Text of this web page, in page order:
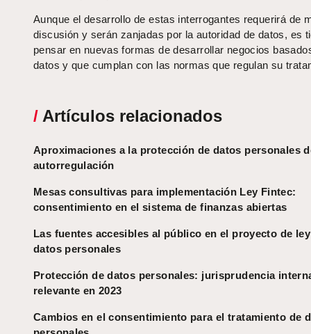
Aunque el desarrollo de estas interrogantes requerirá de
discusión y serán zanjadas por la autoridad de datos, es
pensar en nuevas formas de desarrollar negocios
datos y que cumplan con las normas que regulan su
/ Artículos relacionados
Aproximaciones a la protección de datos personales
autorregulación
Mesas consultivas para implementación Ley Fintec:
consentimiento en el sistema de finanzas abiertas
Las fuentes accesibles al público en el proyecto de
datos personales
Protección de datos personales: jurisprudencia
relevante en 2023
Cambios en el consentimiento para el tratamiento de